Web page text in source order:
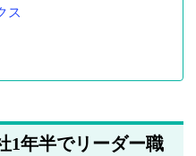
ス
1年半でリーダー職